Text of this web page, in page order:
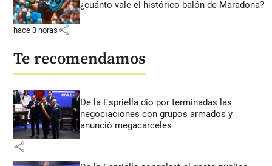
¿cuánto vale el histórico balón de Maradona?
hace 3 horas share
Te recomendamos
De la Espriella dio por terminadas las
negociaciones con grupos armados y
anunció megacárceles
share